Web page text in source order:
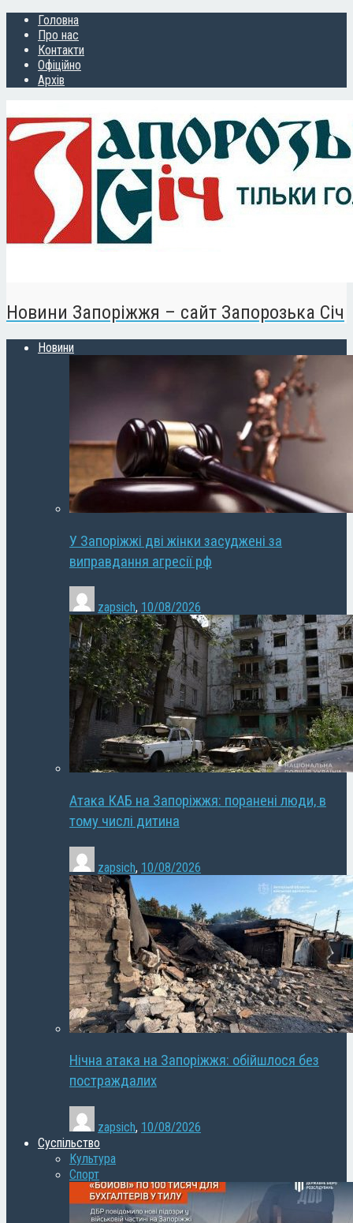
Головна
Про нас
Контакти
Офіційно
Архів
Новини Запоріжжя – сайт Запорозька Січ
Новини
У Запоріжжі дві жінки засуджені за
виправдання агресії рф
zapsich, 10/08/2026
Атака КАБ на Запоріжжя: поранені люди, в
тому числі дитина
zapsich, 10/08/2026
Нічна атака на Запоріжжя: обійшлося без
постраждалих
zapsich, 10/08/2026
Суспільство
Культура
Спорт